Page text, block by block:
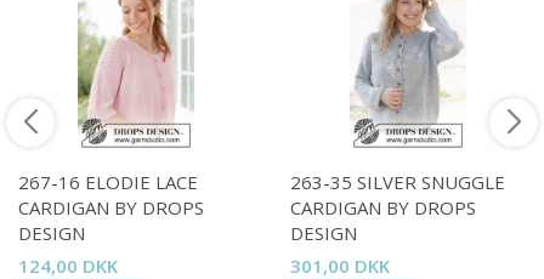
267-16 ELODIE LACE
CARDIGAN BY DROPS
DESIGN
124,00 DKK
263-35 SILVER SNUGGLE
CARDIGAN BY DROPS
DESIGN
301,00 DKK